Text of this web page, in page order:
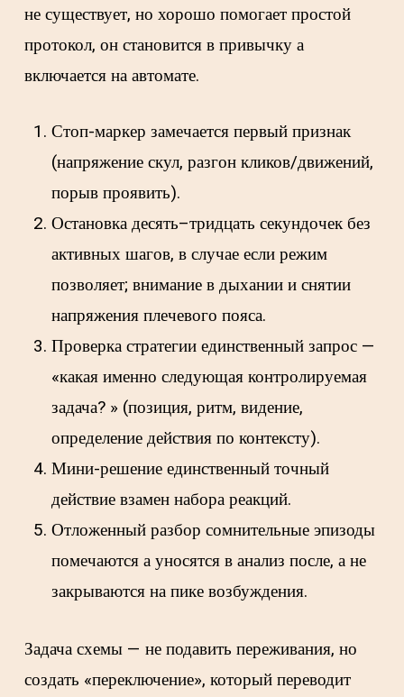
не существует, но хорошо помогает простой
протокол, он становится в привычку а
включается на автомате.
Стоп-маркер замечается первый признак
(напряжение скул, разгон кликов/движений,
порыв проявить).
Остановка десять–тридцать секундочек без
активных шагов, в случае если режим
позволяет; внимание в дыхании и снятии
напряжения плечевого пояса.
Проверка стратегии единственный запрос —
«какая именно следующая контролируемая
задача? » (позиция, ритм, видение,
определение действия по контексту).
Мини-решение единственный точный
действие взамен набора реакций.
Отложенный разбор сомнительные эпизоды
помечаются а уносятся в анализ после, а не
закрываются на пике возбуждения.
Задача схемы — не подавить переживания, но
создать «переключение», который переводит